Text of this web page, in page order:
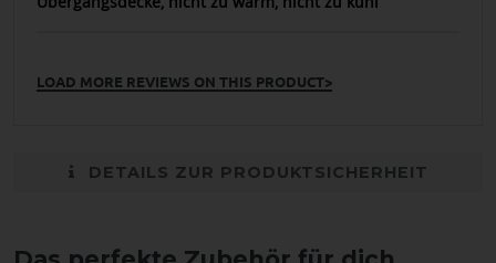
LOAD MORE REVIEWS ON THIS PRODUCT>
DETAILS ZUR PRODUKTSICHERHEIT